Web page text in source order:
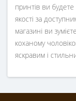
принтів ви
якості за
магазині ви
коханому
яскравим і